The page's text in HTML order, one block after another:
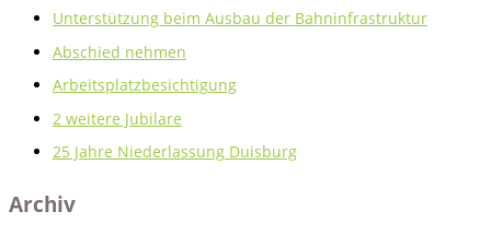
Unterstützung beim Ausbau der Bahninfrastruktur
Abschied nehmen
Arbeitsplatzbesichtigung
2 weitere Jubilare
25 Jahre Niederlassung Duisburg
Archiv